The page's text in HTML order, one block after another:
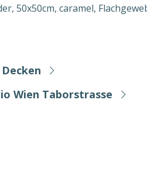
50x50cm, caramel,
Wien Taborstrasse